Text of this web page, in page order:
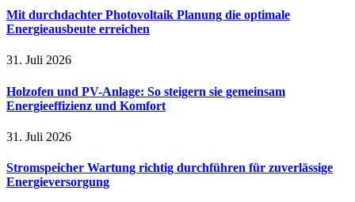
Mit durchdachter Photovoltaik Planung die optimale
Energieausbeute erreichen
31. Juli 2026
Holzofen und PV-Anlage: So steigern sie gemeinsam
Energieeffizienz und Komfort
31. Juli 2026
Stromspeicher Wartung richtig durchführen für zuverlässige
Energieversorgung